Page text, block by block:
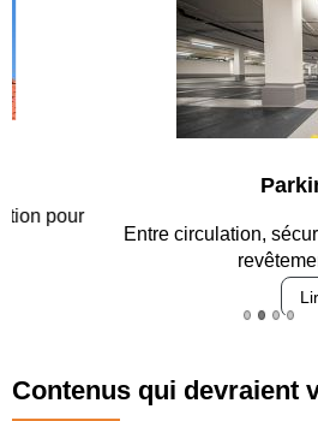
Parking et
Entre circulation, sécurisation
revêtements et
Lire le dossier
Contenus qui devraient